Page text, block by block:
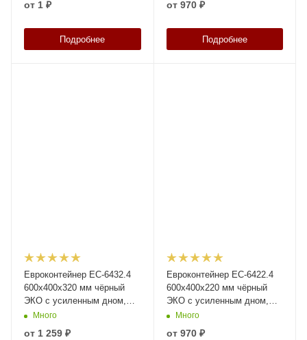
от 1 ₽
Подробнее
от 970 ₽
Подробнее
Евроконтейнер ЕС-6432.4
600х400х320 мм чёрный
ЭКО с усиленным дном,
закрытыми ручками
Много
от 1 259 ₽
Евроконтейнер ЕС-6422.4
600х400х220 мм чёрный
ЭКО с усиленным дном,
закрытыми ручками
Много
от 970 ₽